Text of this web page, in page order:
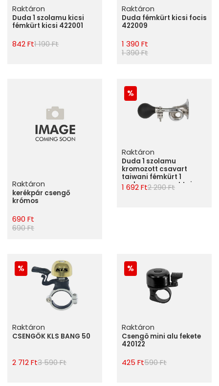
Raktáron
Duda 1 szolamu kicsi
fémkürt kicsi 422001
842 Ft1 190 Ft
Raktáron
Duda fémkürt kicsi focis
422009
1 390 Ft
1 390 Ft
Raktáron
kerékpár csengő
krómos
690 Ft
690 Ft
Raktáron
Duda 1 szolamu
kromozott csavart
taiwani fémkürt 1
szolamu csavart tai.
422008
1 692 Ft2 290 Ft
Raktáron
CSENGŐK KLS BANG 50
2 712 Ft3 590 Ft
Raktáron
Csengö mini alu fekete
420122
425 Ft590 Ft